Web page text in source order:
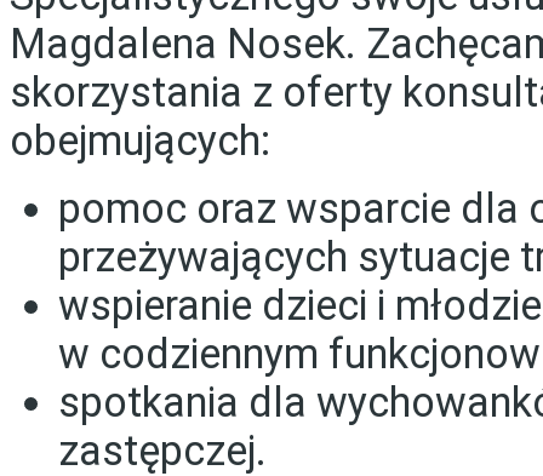
Magdalena Nosek.
skorzystania z oferty
obejmujących:
pomoc oraz wsparcie dla
przeżywających sytuacje
wspieranie dzieci i
w codziennym
spotkania dla
zastępczej.